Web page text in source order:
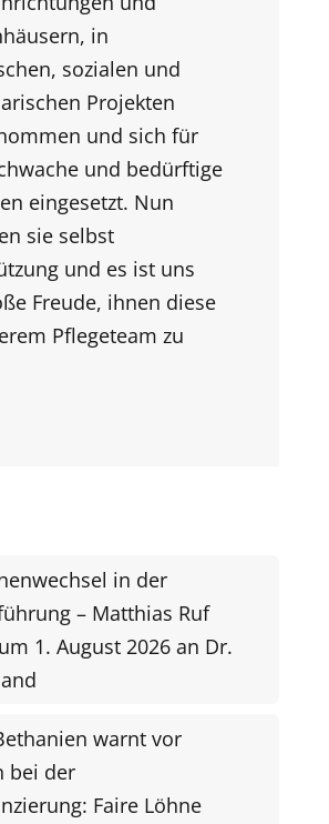
in
sozialen und
Projekten
und sich für
und bedürftige
eingesetzt. Nun
sie selbst
und es ist uns
Freude, ihnen diese
Pflegeteam zu
in der
– Matthias Ruf
1. August 2026 an Dr.
warnt vor
bei der
Faire Löhne